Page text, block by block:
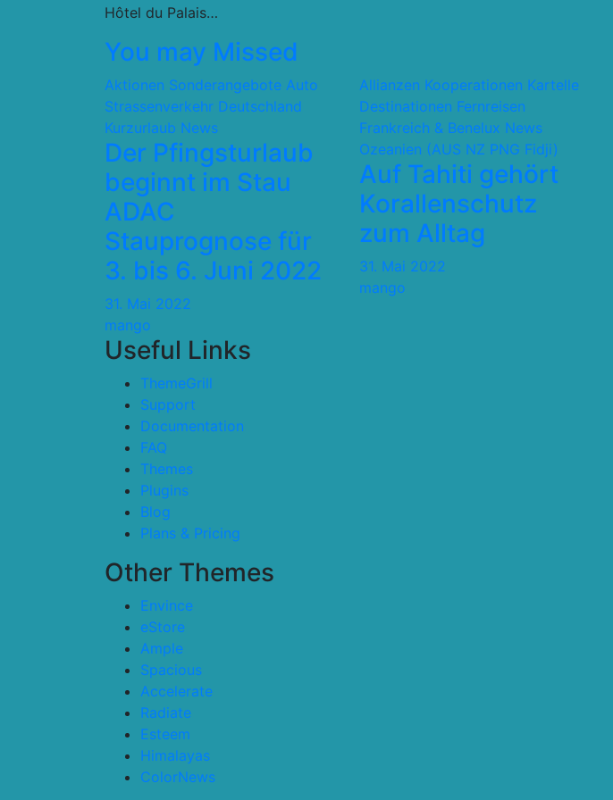
Hôtel du Palais…
You may Missed
Aktionen Sonderangebote Auto
Strassenverkehr Deutschland
Kurzurlaub News
Der Pfingsturlaub
beginnt im Stau
ADAC
Stauprognose für
3. bis 6. Juni 2022
31. Mai 2022
mango
Allianzen Kooperationen Kartelle
Destinationen Fernreisen
Frankreich & Benelux News
Ozeanien (AUS NZ PNG Fidji)
Auf Tahiti gehört
Korallenschutz
zum Alltag
31. Mai 2022
mango
Useful Links
ThemeGrill
Support
Documentation
FAQ
Themes
Plugins
Blog
Plans & Pricing
Other Themes
Envince
eStore
Ample
Spacious
Accelerate
Radiate
Esteem
Himalayas
ColorNews